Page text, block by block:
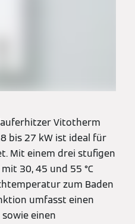
Vitotherm
bis 27 kW ist ideal für
Mit einem drei stufigen
30, 45 und 55 °C
zum Baden
umfasst einen
einen